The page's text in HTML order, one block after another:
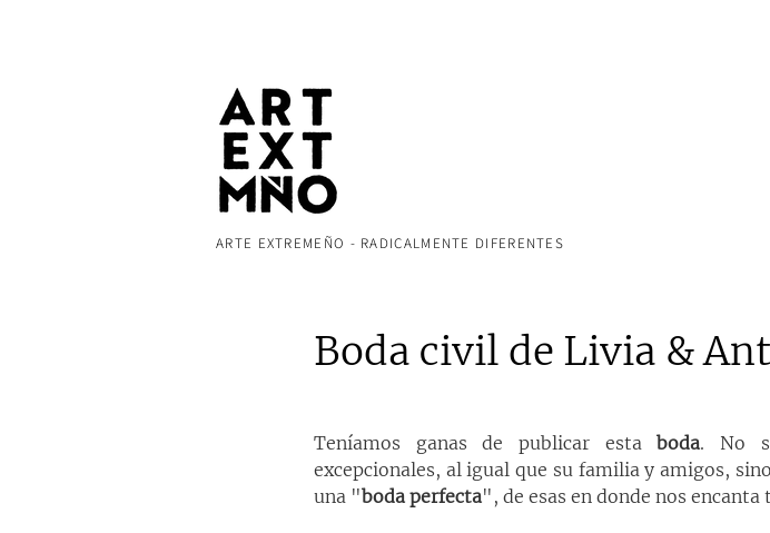
ARTE EXTREMEÑO - RADICALMENTE DIFERENTES
Boda civil de Livia &
Teníamos ganas de publicar esta boda. No
excepcionales, al igual que su familia y amigos,
una "boda perfecta", de esas en donde nos encanta